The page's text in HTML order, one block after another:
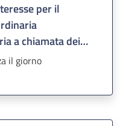
per il
a chiamata dei
UOC
il giorno